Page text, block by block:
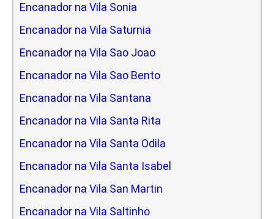
Encanador na Vila Sonia
Encanador na Vila Saturnia
Encanador na Vila Sao Joao
Encanador na Vila Sao Bento
Encanador na Vila Santana
Encanador na Vila Santa Rita
Encanador na Vila Santa Odila
Encanador na Vila Santa Isabel
Encanador na Vila San Martin
Encanador na Vila Saltinho